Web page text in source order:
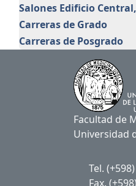
Salones Edificio
Carreras de Grado
Carreras de Posgrado
Facultad de
Universidad
Tel.
Fax.